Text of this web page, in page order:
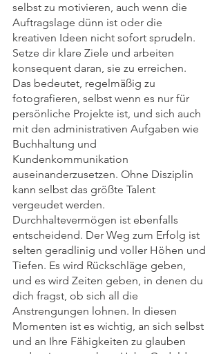
selbst zu motivieren, auch wenn die
Auftragslage dünn ist oder die
kreativen Ideen nicht sofort sprudeln.
Setze dir klare Ziele und arbeiten
konsequent daran, sie zu erreichen.
Das bedeutet, regelmäßig zu
fotografieren, selbst wenn es nur für
persönliche Projekte ist, und sich auch
mit den administrativen Aufgaben wie
Buchhaltung und
Kundenkommunikation
auseinanderzusetzen. Ohne Disziplin
kann selbst das größte Talent
vergeudet werden.
Durchhaltevermögen ist ebenfalls
entscheidend. Der Weg zum Erfolg ist
selten geradlinig und voller Höhen und
Tiefen. Es wird Rückschläge geben,
und es wird Zeiten geben, in denen du
dich fragst, ob sich all die
Anstrengungen lohnen. In diesen
Momenten ist es wichtig, an sich selbst
und an Ihre Fähigkeiten zu glauben